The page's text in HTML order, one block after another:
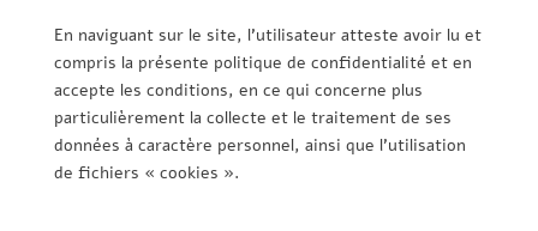
En naviguant sur le site, l’utilisateur atteste avoir lu et
compris la présente politique de confidentialité et en
accepte les conditions, en ce qui concerne plus
particulièrement la collecte et le traitement de ses
données à caractère personnel, ainsi que l’utilisation
de fichiers « cookies ».